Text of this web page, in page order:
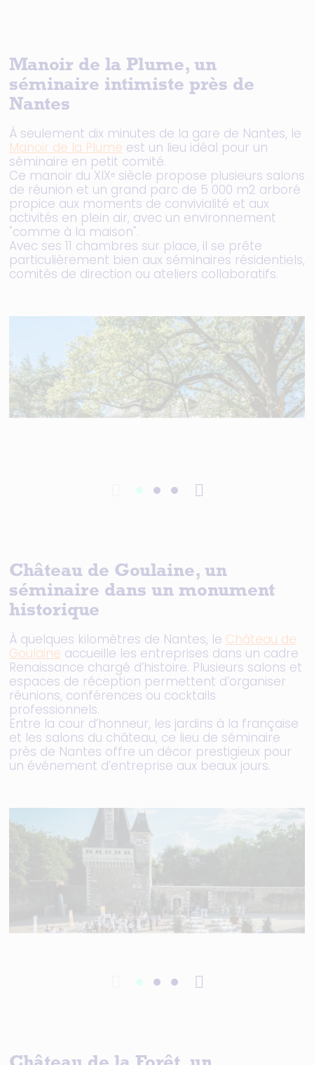
Manoir de la Plume, un
séminaire intimiste près de
Nantes
À seulement dix minutes de la gare de Nantes, le
Manoir de la Plume est un lieu idéal pour un
séminaire en petit comité.
Ce manoir du XIXᵉ siècle propose plusieurs salons
de réunion et un grand parc de 5 000 m2 arboré
propice aux moments de convivialité et aux
activités en plein air, avec un environnement
"comme à la maison".
Avec ses 11 chambres sur place, il se prête
particulièrement bien aux séminaires résidentiels,
comités de direction ou ateliers collaboratifs.
Château de Goulaine, un
séminaire dans un monument
historique
À quelques kilomètres de Nantes, le Château de
Goulaine accueille les entreprises dans un cadre
Renaissance chargé d’histoire. Plusieurs salons et
espaces de réception permettent d’organiser
réunions, conférences ou cocktails
professionnels.
Entre la cour d’honneur, les jardins à la française
et les salons du château, ce lieu de séminaire
près de Nantes offre un décor prestigieux pour
un événement d’entreprise aux beaux jours.